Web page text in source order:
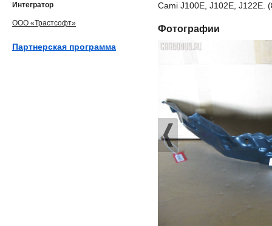
Cami J100E, J102E, J122E.
Фотографии
Интегратор
ООО «Трастсофт»
Партнерская программа